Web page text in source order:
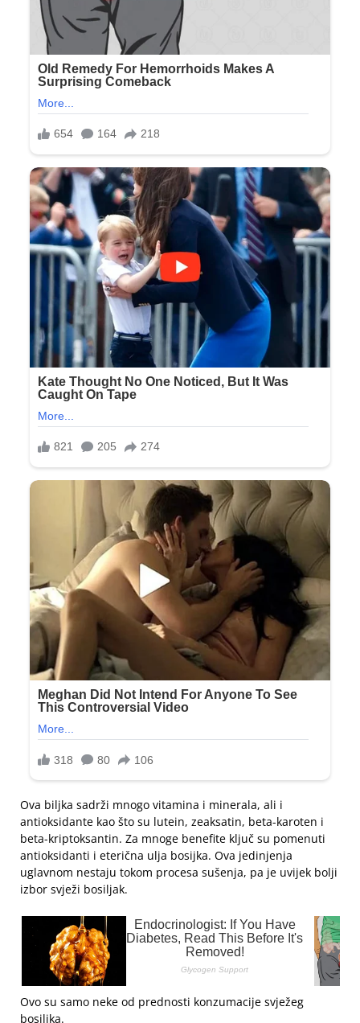
Ova biljka sadrži mnogo vitamina i minerala, ali i
antioksidante kao što su lutein, zeaksatin, beta-karoten i
beta-kriptoksantin. Za mnoge benefite ključ su pomenuti
antioksidanti i eterična ulja bosijka. Ova jedinjenja
uglavnom nestaju tokom procesa sušenja, pa je uvijek bolji
izbor svježi bosiljak.
Ovo su samo neke od prednosti konzumacije svježeg
bosiljka.